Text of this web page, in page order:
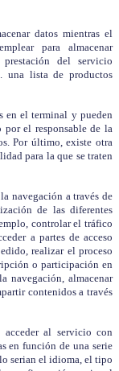
datos mientras el
para almacenar
del servicio
una lista de productos
en el terminal y pueden
el responsable de la
Por último, existe otra
para la que se traten
navegación a través de
de las diferentes
controlar el tráfico
a partes de acceso
realizar el proceso
o participación en
navegación, almacenar
contenidos a través
acceder al servicio con
en función de una serie
serian el idioma, el tipo